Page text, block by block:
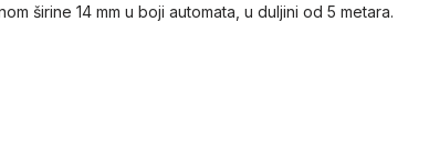
širine 14 mm u boji automata, u duljini od 5 metara.